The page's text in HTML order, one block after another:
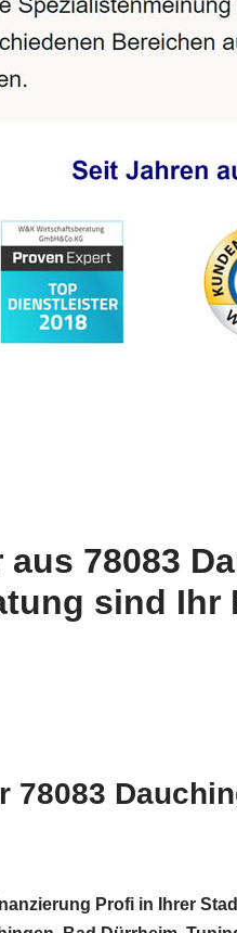
78083
sind Ihr
78083
Profi in Ihrer